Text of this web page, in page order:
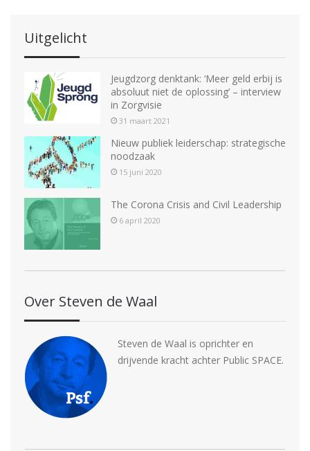
Uitgelicht
Jeugdzorg denktank: ‘Meer geld erbij is
absoluut niet de oplossing’ – interview
in Zorgvisie
31 maart 2021
Nieuw publiek leiderschap: strategische
noodzaak
15 juni 2020
The Corona Crisis and Civil Leadership
6 april 2020
Over Steven de Waal
Steven de Waal is oprichter en
drijvende kracht achter Public SPACE.